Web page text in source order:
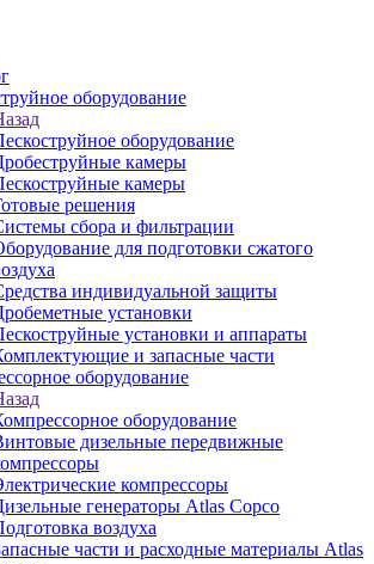
оборудование
оборудование
камеры
камеры
решения
сбора и фильтрации
для подготовки сжатого
индивидуальной защиты
установки
установки и аппараты
и запасные части
оборудование
оборудование
дизельные передвижные
компрессоры
генераторы Atlas Copco
воздуха
части и расходные материалы Atlas